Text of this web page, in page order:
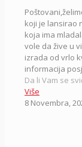
koji je lansirao
koja ima
vole da žive u
izrada od vrlo
informacija
Da li Vam se
Više
8 Novembra,